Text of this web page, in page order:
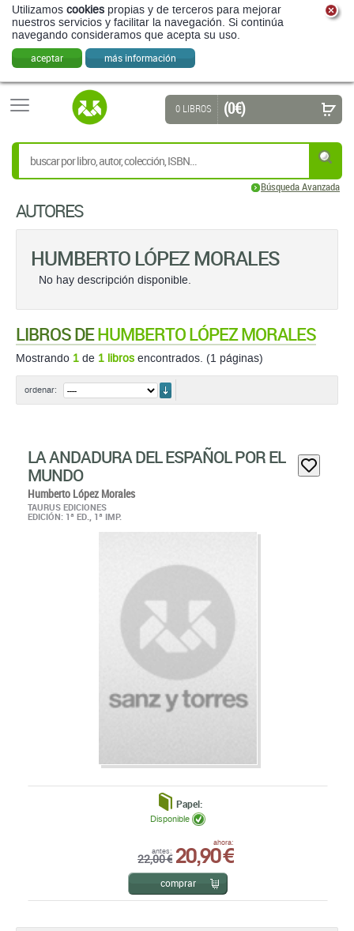
Utilizamos cookies propias y de terceros para mejorar
nuestros servicios y facilitar la navegación. Si continúa
navegando consideramos que acepta su uso.
aceptar más información
Búsqueda Avanzada
0 LIBROS (0 €)
AUTORES
HUMBERTO LÓPEZ MORALES
No hay descripción disponible.
LIBROS DEHUMBERTO LÓPEZ MORALES
Mostrando 1 de 1 libros encontrados. (1 páginas)
ordenar:
LA ANDADURA DEL ESPAÑOL POR EL
MUNDO
Humberto López Morales
TAURUS EDICIONES
EDICIÓN: 1ª ED., 1ª IMP.
Papel:
antes:
22,00 €
ahora:
20,90 €
Disponible
comprar